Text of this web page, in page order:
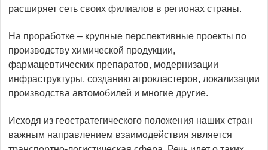
расширяет сеть своих филиалов в регионах страны.
На проработке – крупные перспективные проекты по
производству химической продукции,
фармацевтических препаратов, модернизации
инфраструктуры, созданию агрокластеров, локализации
производства автомобилей и многие другие.
Исходя из геостратегического положения наших стран
важным направлением взаимодействия является